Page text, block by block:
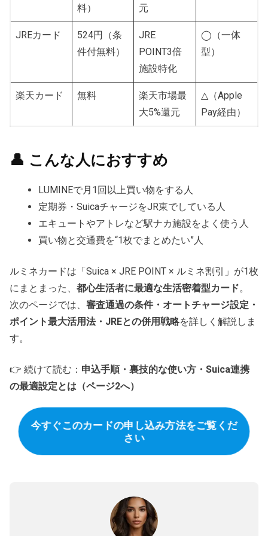
料） 元
JREカード
524円（条
件付無料）
JRE
POINT3倍
施設特化
◯（一体
型）
楽天カード 無料
楽天市場最
大5%還元
△（Apple
Pay経由）
👤 こんな人におすすめ
LUMINEで月1回以上買い物をする人
定期券・SuicaチャージをJR東でしている人
エキュートやアトレなど駅ナカ施設をよく使う人
買い物と交通費を“1枚でまとめたい”人
ルミネカードは「Suica × JRE POINT × ルミネ割引」が1枚
にまとまった、 都心生活者に最適な生活密着型カード。
次のページでは、 審査通過の条件・オートチャージ設定・
ポイント最大活用法・JREとの併用戦略を詳しく解説しま
す。
👉 続けて読む： 申込手順・裏技的な使い方・Suica連携
の最適設定とは（ページ2へ）
今すぐこのカードの申し込み方法をご覧くだ
さい